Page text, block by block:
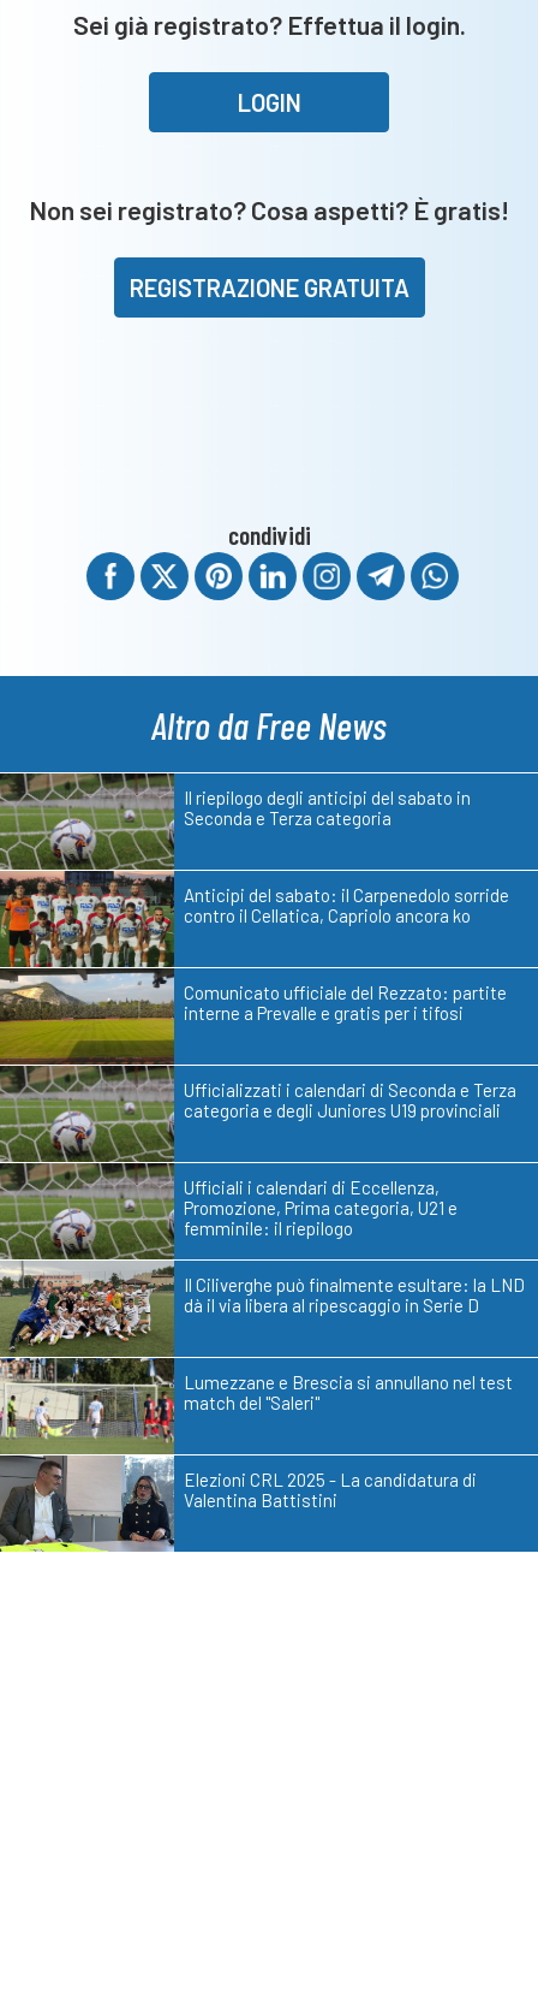
a
squadra
città;
dirigenza
Sei già registrato? Effettua il login.
LOGIN
Non sei registrato? Cosa aspetti? È gratis!
REGISTRAZIONE GRATUITA
condividi
Altro da Free News
Il riepilogo degli anticipi del sabato in
Seconda e Terza categoria
Anticipi del sabato: il Carpenedolo sorride
contro il Cellatica, Capriolo ancora ko
Comunicato ufficiale del Rezzato: partite
interne a Prevalle e gratis per i tifosi
Ufficializzati i calendari di Seconda e Terza
categoria e degli Juniores U19 provinciali
Ufficiali i calendari di Eccellenza,
Promozione, Prima categoria, U21 e
femminile: il riepilogo
Il Ciliverghe può finalmente esultare: la LND
dà il via libera al ripescaggio in Serie D
Lumezzane e Brescia si annullano nel test
match del "Saleri"
Elezioni CRL 2025 - La candidatura di
Valentina Battistini